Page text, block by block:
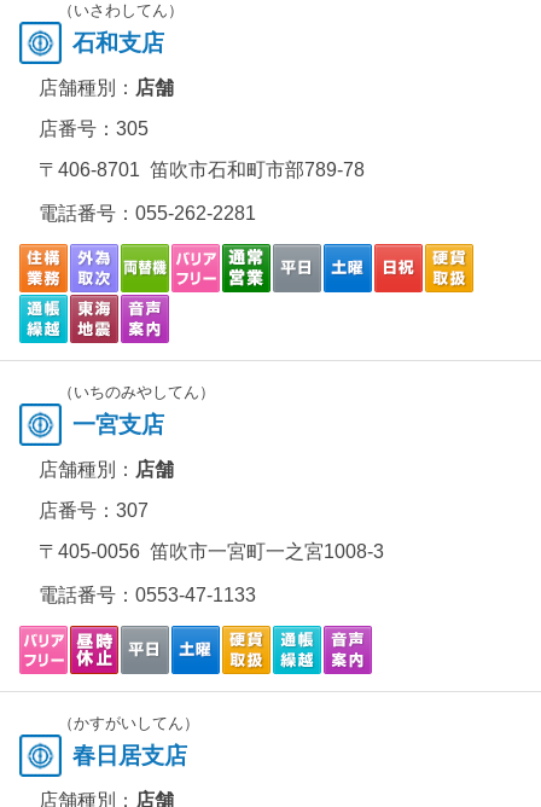
（いさわしてん）
石和支店
店舗種別： 店舗
店番号：305
〒406-8701 笛吹市石和町市部789-78
電話番号： 055-262-2281
（いちのみやしてん）
一宮支店
店舗種別： 店舗
店番号：307
〒405-0056 笛吹市一宮町一之宮1008-3
電話番号： 0553-47-1133
（かすがいしてん）
春日居支店
店舗種別： 店舗